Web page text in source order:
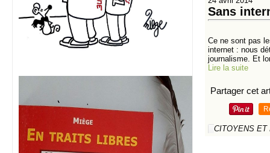
Sans
Ce ne sont pas
internet : nous
journalisme. Et
Lire la suite
Partager cet
CITOYENS ET